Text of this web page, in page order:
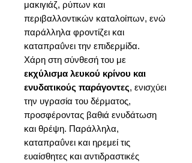
μακιγιάζ, ρύπων και
περιβαλλοντικών καταλοίπων, ενώ
παράλληλα φροντίζει και
καταπραΰνει την επιδερμίδα.
Χάρη στη σύνθεσή του με
εκχύλισμα λευκού κρίνου και
ενυδατικούς παράγοντες, ενισχύει
την υγρασία του δέρματος,
προσφέροντας βαθιά ενυδάτωση
και θρέψη. Παράλληλα,
καταπραΰνει και ηρεμεί τις
ευαίσθητες και αντιδραστικές